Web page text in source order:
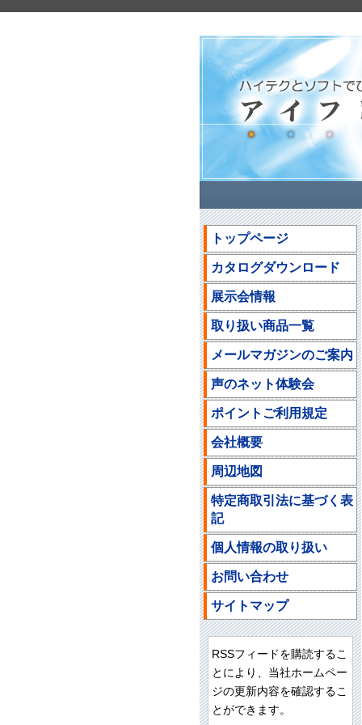
トップページ
カタログダウンロード
展示会情報
取り扱い商品一覧
メールマガジンのご案内
声のネット体験会
ポイントご利用規定
会社概要
周辺地図
特定商取引法に基づく表
記
個人情報の取り扱い
お問い合わせ
サイトマップ
RSSフィードを購読するこ
とにより、当社ホームペー
ジの更新内容を確認するこ
とができます。